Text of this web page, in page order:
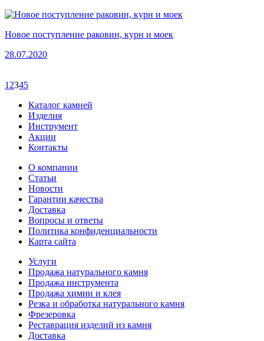
Новое поступление раковин, курн и моек
28.07.2020
1 2345
Каталог камней
Изделия
Инструмент
Акции
Контакты
О компании
Статьи
Новости
Гарантии качества
Доставка
Вопросы и ответы
Политика конфиденциальности
Карта сайта
Услуги
Продажа натурального камня
Продажа инструмента
Продажа химии и клея
Резка и обработка натурального камня
Фрезеровка
Реставрация изделий из камня
Доставка